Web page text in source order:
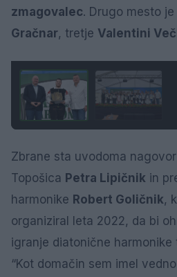
zmagovalec. Drugo mesto
Gračnar, tretje Valentini
Zbrane sta uvodoma
Topošica Petra Lipičnik in
harmonike Robert Goličnik,
organiziral leta 2022, da bi
igranje diatonične harmonike
“Kot domačin sem imel